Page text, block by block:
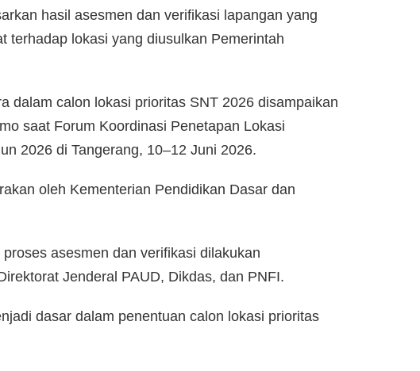
hasil asesmen dan verifikasi lapangan yang
terhadap lokasi yang diusulkan Pemerintah
dalam calon lokasi prioritas SNT 2026 disampaikan
saat Forum Koordinasi Penetapan Lokasi
2026 di Tangerang, 10–12 Juni 2026.
oleh Kementerian Pendidikan Dasar dan
asesmen dan verifikasi dilakukan
Jenderal PAUD, Dikdas, dan PNFI.
dasar dalam penentuan calon lokasi prioritas